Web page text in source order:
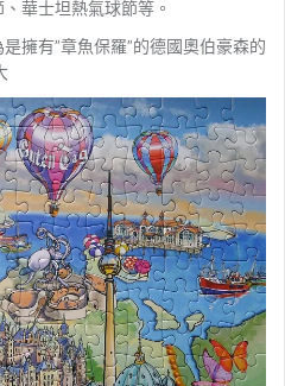
華士坦熱氣球節等。
擁有”章魚保羅”的德國奧伯豪森的